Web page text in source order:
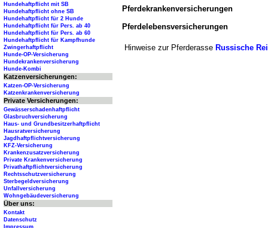
Pferdekrankenversicherungen
Pferdelebensversicherungen
Hinweise zur Pferderasse Russische
Hundehaftpflicht mit SB
Hundehaftpflicht ohne SB
Hundehaftpflicht für 2 Hunde
Hundehaftpflicht für Pers. ab 40
Hundehaftpflicht für Pers. ab 60
Hundehaftpflicht für Kampfhunde
Zwingerhaftpflicht
Hunde-OP-Versicherung
Hundekrankenversicherung
Hunde-Kombi
Katzenversicherungen:
Katzen-OP-Versicherung
Katzenkrankenversicherung
Private Versicherungen:
Gewässerschadenhaftpflicht
Glasbruchversicherung
Haus- und Grundbesitzerhaftpflicht
Hausratversicherung
Jagdhaftpflichtversicherung
KFZ-Versicherung
Krankenzusatzversicherung
Private Krankenversicherung
Privathaftpflichtversicherung
Rechtsschutzversicherung
Sterbegeldversicherung
Unfallversicherung
Wohngebäudeversicherung
Über uns:
Kontakt
Datenschutz